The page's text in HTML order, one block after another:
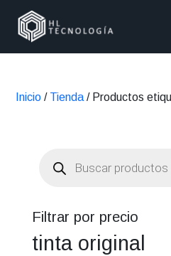
Inicio / Tienda / Productos
productos
Filtrar por precio
tinta original